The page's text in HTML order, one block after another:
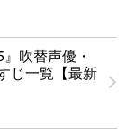
吹替声優・
じ一覧【最新